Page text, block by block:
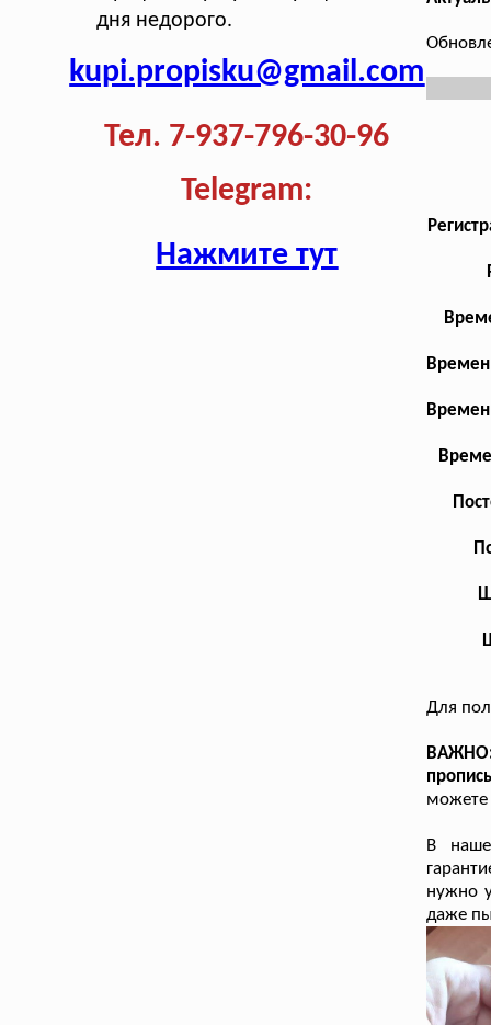
дня недорого.
kupi.propisku@gmail.com
Тел. 7-937-796-30-96
Telegram:
Нажмите тут
Для
можете
В
нужно
даже